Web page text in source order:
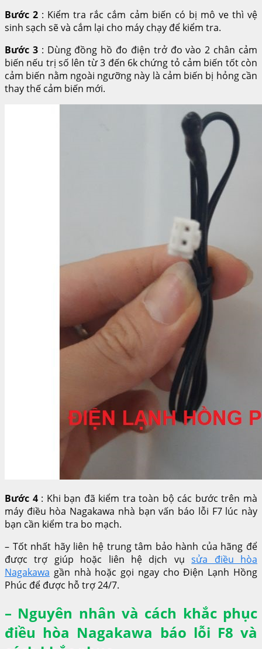
Bước 2 : Kiểm tra rắc cắm cảm biến có bị mô ve thì vệ
sinh sạch sẽ và cắm lại cho máy chạy để kiểm tra.
Bước 3: Dùng đồng hồ đo điện trở đo vào 2 chân cảm
biến nếu trị số lên từ 3 đến 6k chứng tỏ cảm biến tốt còn
cảm biến nằm ngoài ngưỡng này là cảm biến bị hỏng cần
thay thế cảm biến mới.
Bước 4: Khi bạn đã kiểm tra toàn bộ các bước trên mà
máy điều hòa Nagakawa nhà bạn vấn báo lỗi F7 lúc này
bạn cần kiểm tra bo mạch.
– Tốt nhất hãy liên hệ trung tâm bảo hành của hãng để
được trợ giúp hoặc liên hệ dịch vụsửa điều hòa
Nagakawa gần nhà hoặc gọi ngay cho Điện Lạnh Hồng
Phúc để được hỗ trợ 24/7.
– Nguyên nhân và cách khắc phục
điều hòa Nagakawa báo lỗi F8 và